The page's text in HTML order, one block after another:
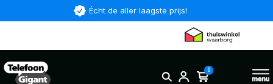
Écht de aller laagste prijs!
0